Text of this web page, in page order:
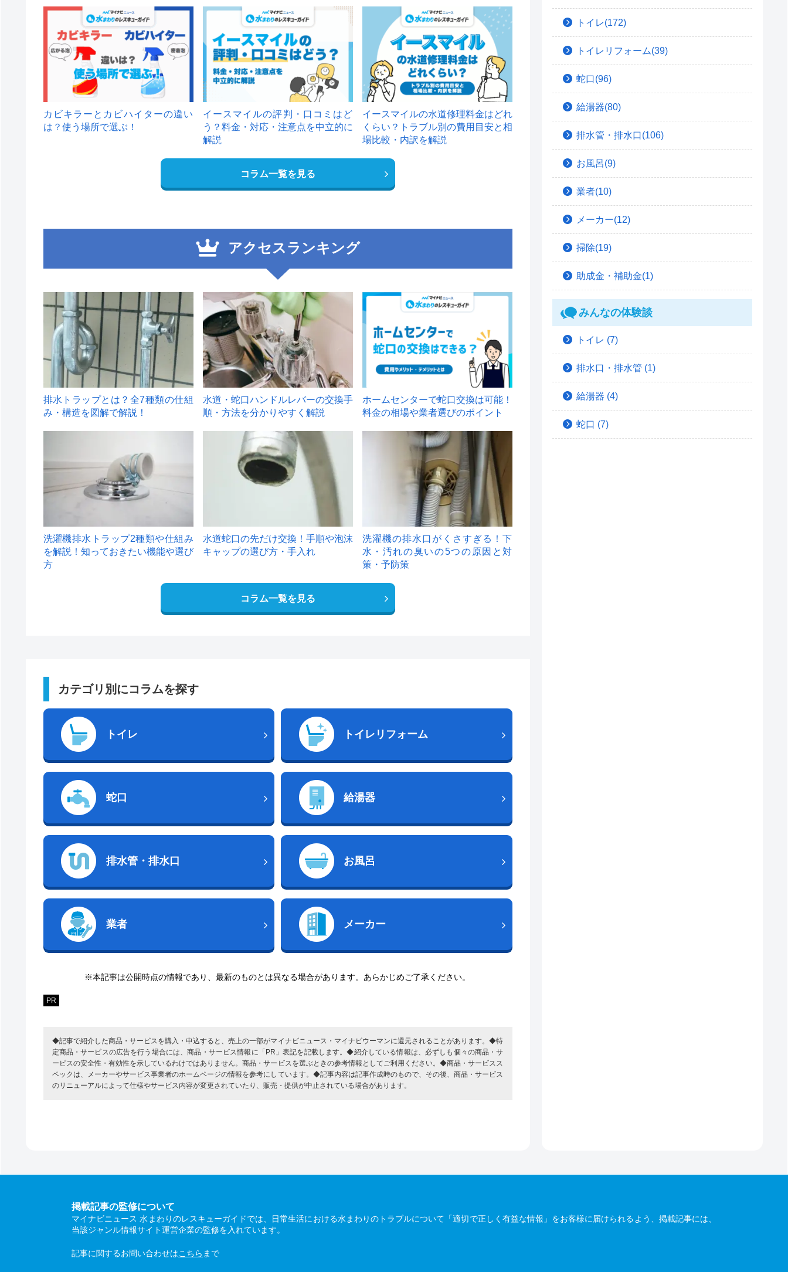
カビキラーとカビハイターの違い
は？使う場所で選ぶ！
イースマイルの評判・口コミはど
う？料金・対応・注意点を中立的に
解説
イースマイルの水道修理料金はどれ
くらい？トラブル別の費用目安と相
場比較・内訳を解説
コラム一覧を見る
アクセスランキング
1
排水トラップとは？全7種類の仕組
み・構造を図解で解説！
2
水道・蛇口ハンドルレバーの交換手
順・方法を分かりやすく解説
ホームセンターで蛇口交換は可能！
料金の相場や業者選びのポイント
洗濯機排水トラップ2種類や仕組み
を解説！知っておきたい機能や選び
方
水道蛇口の先だけ交換！手順や泡沫
キャップの選び方・手入れ
洗濯機の排水口がくさすぎる！下
水・汚れの臭いの5つの原因と対
策・予防策
コラム一覧を見る
カテゴリ別にコラムを探す
トイレ トイレリフォーム
蛇口 給湯器
排水管・排水口 お風呂
業者 メーカー
※本記事は公開時点の情報であり、最新のものとは異なる場合があります。あらかじめご了承ください。
PR
◆記事で紹介した商品・サービスを購入・申込すると、売上の一部がマイナビニュース・マイナビウーマンに還元されることがあります。◆特
定商品・サービスの広告を行う場合には、商品・サービス情報に「PR」表記を記載します。◆紹介している情報は、必ずしも個々の商品・サ
ービスの安全性・有効性を示しているわけではありません。商品・サービスを選ぶときの参考情報としてご利用ください。◆商品・サービスス
ペックは、メーカーやサービス事業者のホームページの情報を参考にしています。◆記事内容は記事作成時のもので、その後、商品・サービス
のリニューアルによって仕様やサービス内容が変更されていたり、販売・提供が中止されている場合があります。
トイレ(172)
トイレリフォーム(39)
蛇口(96)
給湯器(80)
排水管・排水口(106)
お風呂(9)
業者(10)
メーカー(12)
掃除(19)
助成金・補助金(1)
みんなの体験談
トイレ (7)
排水口・排水管 (1)
給湯器 (4)
蛇口 (7)
掲載記事の監修について
マイナビニュース 水まわりのレスキューガイドでは、日常生活における水まわりのトラブルについて「適切で正しく有益な情報」をお客様に届けられるよう、掲載記事には、
当該ジャンル情報サイト運営企業の監修を入れています。
記事に関するお問い合わせはこちら まで